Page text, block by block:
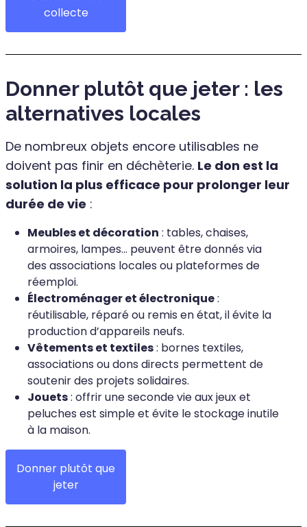
collecte
Donner plutôt que jeter : les
alternatives locales
De nombreux objets encore utilisables ne
doivent pas finir en déchèterie. Le don est la
solution la plus efficace pour prolonger leur
durée de vie :
Meubles et décoration : tables, chaises,
armoires, lampes… peuvent être donnés via
des associations locales ou plateformes de
réemploi.
Électroménager et électronique:
réutilisable, réparé ou remis en état, il évite la
production d’appareils neufs.
Vêtements et textiles: bornes textiles,
associations ou dons directs permettent de
soutenir des projets solidaires.
Jouets: offrir une seconde vie aux jeux et
peluches est simple et évite le stockage inutile
à la maison.
Donner plutôt que
jeter